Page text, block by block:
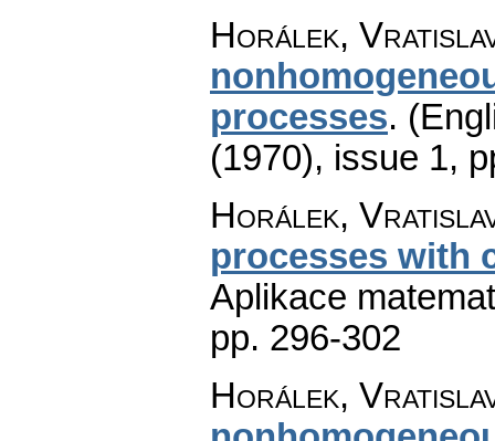
Horálek,
processes.
(1970), issue 1,
Horálek,
processes with
Aplikace
pp. 296-302
Horálek,